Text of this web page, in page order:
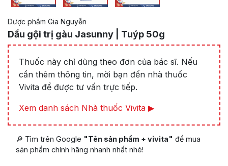
Dược phẩm Gia Nguyễn
Dầu gội trị gàu Jasunny | Tuýp 50g
Thuốc này chỉ dùng theo đơn của bác sĩ. Nếu
cần thêm thông tin, mời bạn đến nhà thuốc
Vivita để được tư vấn trực tiếp.
Xem danh sách Nhà thuốc Vivita ▶
🔎 Tìm trên Google "Tên sản phẩm + vivita" để mua
sản phẩm chính hãng nhanh nhất nhé!